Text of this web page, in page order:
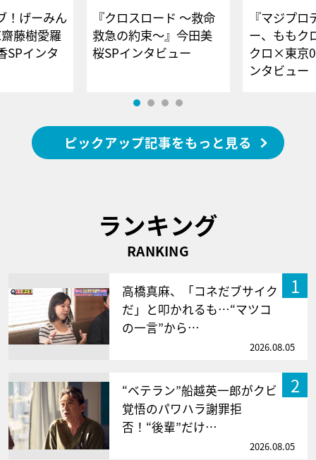
！げーみん
藤樹愛羅
SPインタ
『クロスロード ～救命
救急の約束～』今田美
桜SPインタビュー
『マジプロ
ー、ももク
クロ×東京
ンタビュー
ピックアップ記事をもっと見る
ランキング
RANKING
1
高橋真麻、「コネだブサイク
だ」と叩かれるも…“マツコ
の一言”から…
2026.08.05
2
“ベテラン”船越英一郎がクビ
覚悟のパワハラ謝罪拒
否！“後輩”だけ…
2026.08.05